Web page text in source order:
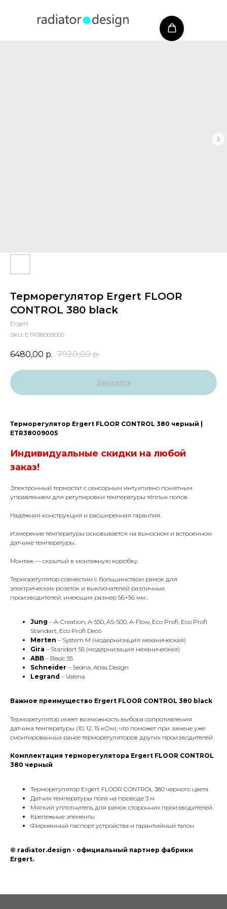
Терморегулятор Ergert FLOOR
CONTROL 380 black
Ergert
SKU: ETR38009005
6480,00 р. 7920,00 р.
Заказать
Терморегулятор Ergert FLOOR CONTROL 380 черный |
ETR38009005
Индивидуальные скидки на любой
заказ!
Электронный термостат с сенсорным интуитивно понятным
управлением для регулировки температуры тёплых полов.
Надёжная конструкция и расширенная гарантия.
Измерение температуры основывается на выносном и встроенном
датчике температуры.
Монтаж — скрытый в монтажную коробку.
Терморегулятор совместим с большинством рамок для
электрических розеток и выключателей различных
производителей, имеющих размер 56×56 мм.:
Jung – A-Creation, A-550, AS-500, A-Flow, Eco Profi, Eco Profi
Standart, Eco Profi Deco
Merten – System M (модернизация механическая)
Gira – Standart 55 (модернизация механическая)
ABB – Basic 55
Schneider – Sedna, Atlas Design
Legrand – Valena
Важное преимущество Ergert FLOOR CONTROL 380 black
Терморегулятор имеет возможность выбора сопротивления
датчика температуры (10, 12, 15 кОм), что поможет при замене уже
смонтированных ранее терморегуляторов других производителей.
Комплектация терморегулятора Ergert FLOOR CONTROL
380 черный
Терморегулятор Ergert FLOOR CONTROL 380 черного цвета
Датчик температуры пола на проводе 3 м
Мягкий уплотнитель для рамок сторонних производителей.
Крепежные элементы
Фирменный паспорт устройства и гарантийный талон
© radiator.design - официальный партнер фабрики
Ergert.
КОНТАКТЫ
+7 (909) 225 70 70
Политика конфиденциальности